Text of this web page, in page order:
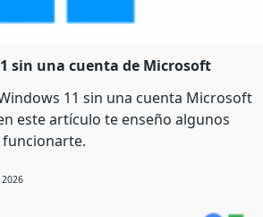
sin una cuenta de Microsoft
11 sin una cuenta Microsoft
este artículo te enseño algunos
2026